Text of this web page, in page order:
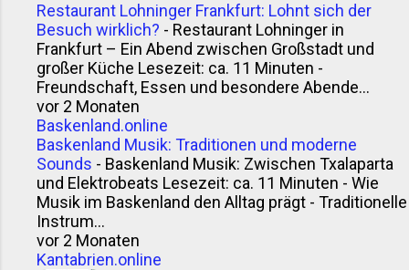
Restaurant Lohninger Frankfurt: Lohnt sich der
Besuch wirklich? - Restaurant Lohninger in
Frankfurt – Ein Abend zwischen Großstadt und
großer Küche Lesezeit: ca. 11 Minuten -
Freundschaft, Essen und besondere Abende...
vor 2 Monaten
Baskenland.online
Baskenland Musik: Traditionen und moderne
Sounds - Baskenland Musik: Zwischen Txalaparta
und Elektrobeats Lesezeit: ca. 11 Minuten - Wie
Musik im Baskenland den Alltag prägt - Traditionelle
Instrum...
vor 2 Monaten
Kantabrien.online